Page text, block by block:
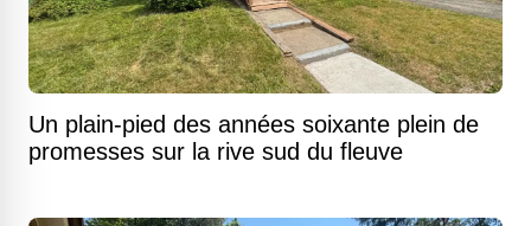
Un plain-pied des années soixante plein de
promesses sur la rive sud du fleuve